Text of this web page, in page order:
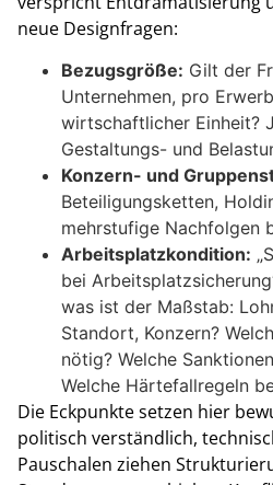
neue Designfragen:
Bezugsgröße: Gilt der
Unternehmen, pro
wirtschaftlicher Einheit?
Gestaltungs- und
Konzern- und
Beteiligungsketten,
mehrstufige Nachfolgen
Arbeitsplatzkondition:
bei
was ist der Maßstab:
Standort, Konzern?
nötig? Welche
Welche Härtefallregeln
Die Eckpunkte setzen hier
politisch verständlich,
Pauschalen ziehen